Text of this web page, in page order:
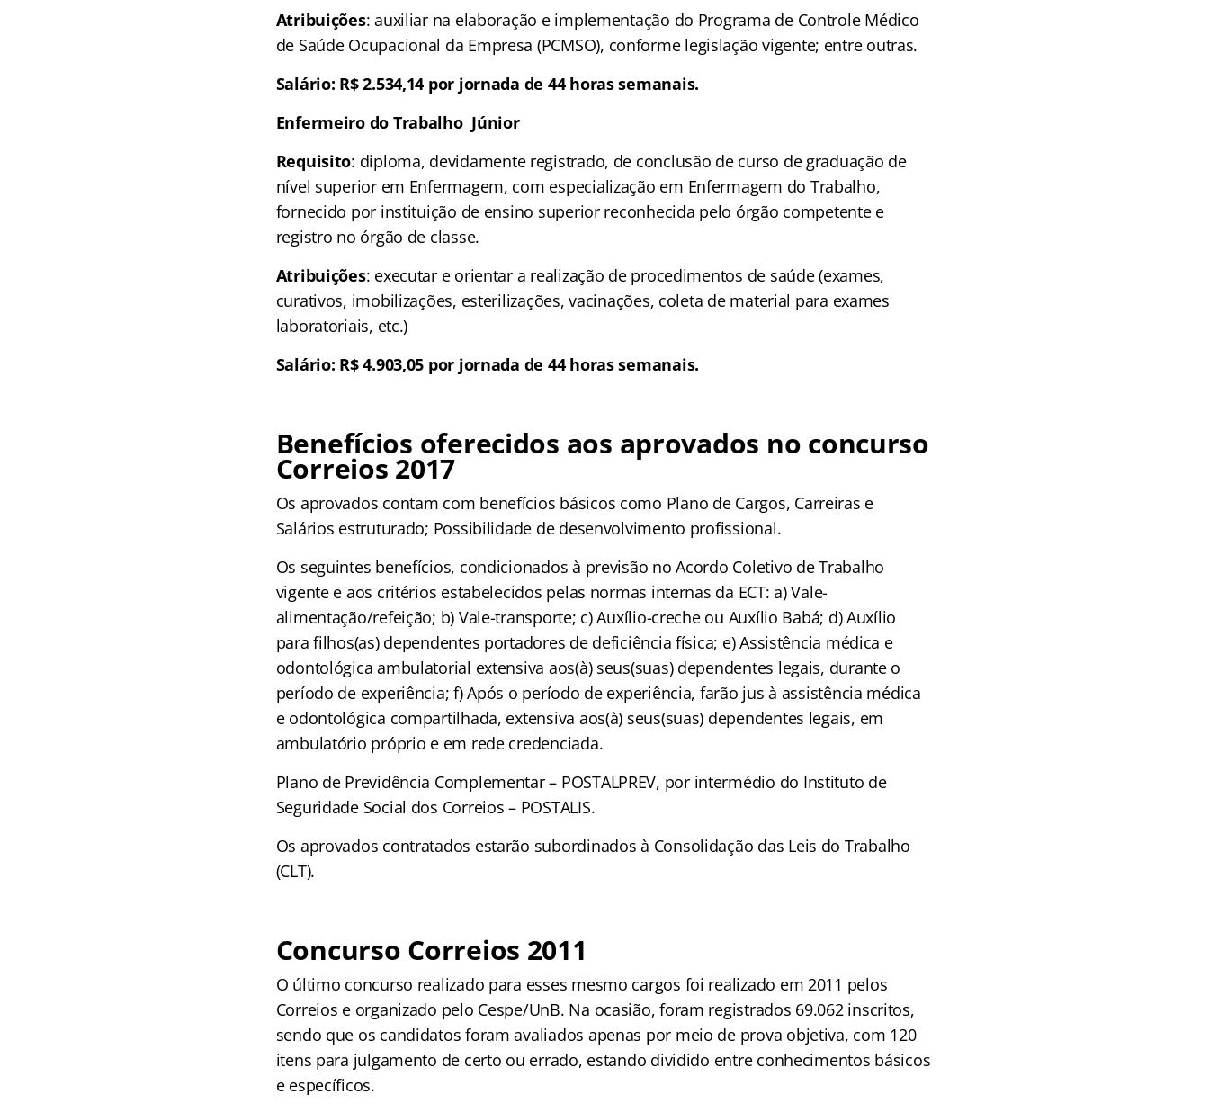
Atribuições: auxiliar na elaboração e implementação do Programa de Controle Médico
de Saúde Ocupacional da Empresa (PCMSO), conforme legislação vigente; entre outras.
Salário: R$ 2.534,14 por jornada de 44 horas semanais.
Enfermeiro do Trabalho Júnior
Requisito: diploma, devidamente registrado, de conclusão de curso de graduação de
nível superior em Enfermagem, com especialização em Enfermagem do Trabalho,
fornecido por instituição de ensino superior reconhecida pelo órgão competente e
registro no órgão de classe.
Atribuições: executar e orientar a realização de procedimentos de saúde (exames,
curativos, imobilizações, esterilizações, vacinações, coleta de material para exames
laboratoriais, etc.)
Salário: R$ 4.903,05 por jornada de 44 horas semanais.
Benefícios oferecidos aos aprovados no concurso
Correios 2017
Os aprovados contam com benefícios básicos como Plano de Cargos, Carreiras e
Salários estruturado; Possibilidade de desenvolvimento profissional.
Os seguintes benefícios, condicionados à previsão no Acordo Coletivo de Trabalho
vigente e aos critérios estabelecidos pelas normas internas da ECT: a) Vale-
alimentação/refeição; b) Vale-transporte; c) Auxílio-creche ou Auxílio Babá; d) Auxílio
para filhos(as) dependentes portadores de deficiência física; e) Assistência médica e
odontológica ambulatorial extensiva aos(à) seus(suas) dependentes legais, durante o
período de experiência; f) Após o período de experiência, farão jus à assistência médica
e odontológica compartilhada, extensiva aos(à) seus(suas) dependentes legais, em
ambulatório próprio e em rede credenciada.
Plano de Previdência Complementar – POSTALPREV, por intermédio do Instituto de
Seguridade Social dos Correios – POSTALIS.
Os aprovados contratados estarão subordinados à Consolidação das Leis do Trabalho
(CLT).
Concurso Correios 2011
O último concurso realizado para esses mesmo cargos foi realizado em 2011 pelos
Correios e organizado pelo Cespe/UnB. Na ocasião, foram registrados 69.062 inscritos,
sendo que os candidatos foram avaliados apenas por meio de prova objetiva, com 120
itens para julgamento de certo ou errado, estando dividido entre conhecimentos básicos
e específicos.